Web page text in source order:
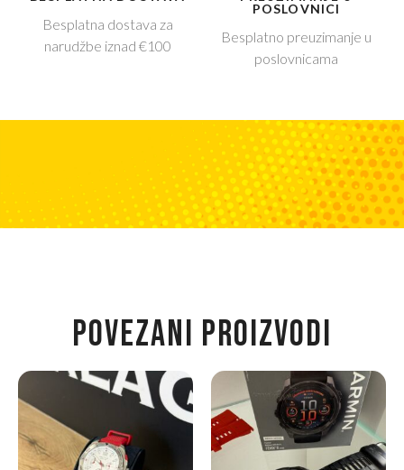
Besplatna dostava za
narudžbe iznad €100
POSLOVNICI
Besplatno preuzimanje u
poslovnicama
POVEZANI PROIZVODI